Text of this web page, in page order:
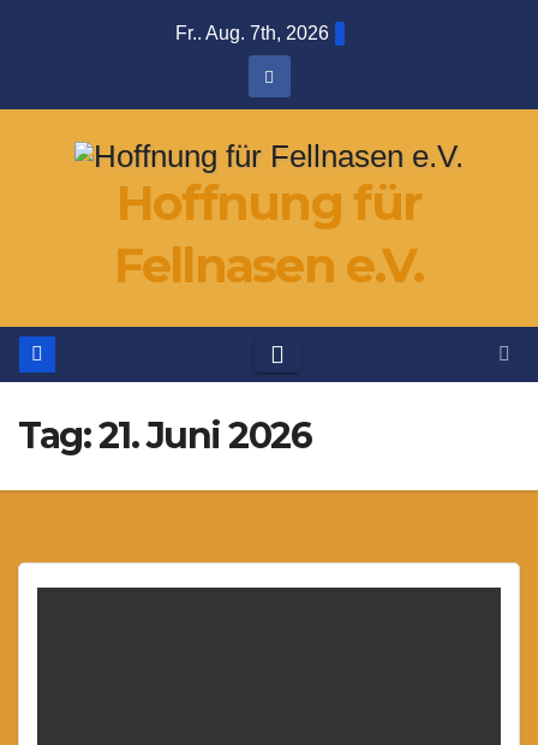
Fr.. Aug. 7th, 2026
Hoffnung für
Fellnasen e.V.
Tag:21. Juni 2026